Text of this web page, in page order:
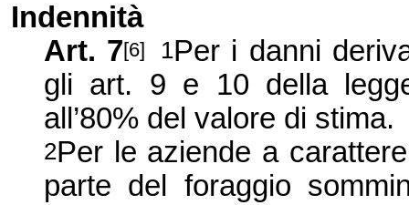
Indennità
Art. 7[6] 1Per i danni
gli art. 9 e 10 della
all’80% del valore di stima.
2Per le aziende a
parte del foraggio